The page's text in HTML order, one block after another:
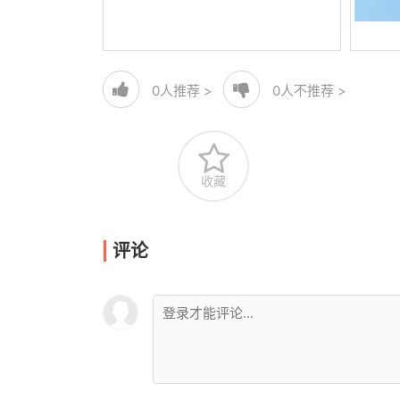
0人推荐 > 0人不推荐 >
收藏
评论